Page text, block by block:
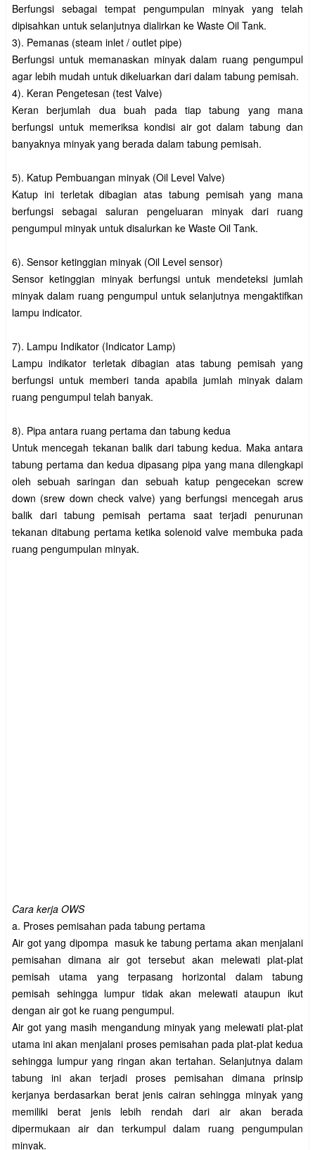
Berfungsi sebagai tempat pengumpulan minyak yang telah
dipisahkan untuk selanjutnya dialirkan ke Waste Oil Tank.
3). Pemanas (steam inlet / outlet pipe)
Berfungsi untuk memanaskan minyak dalam ruang pengumpul
agar lebih mudah untuk dikeluarkan dari dalam tabung pemisah.
4). Keran Pengetesan (test Valve)
Keran berjumlah dua buah pada tiap tabung yang mana
berfungsi untuk memeriksa kondisi air got dalam tabung dan
banyaknya minyak yang berada dalam tabung pemisah.
5). Katup Pembuangan minyak (Oil Level Valve)
Katup ini terletak dibagian atas tabung pemisah yang mana
berfungsi sebagai saluran pengeluaran minyak dari ruang
pengumpul minyak untuk disalurkan ke Waste Oil Tank.
6). Sensor ketinggian minyak (Oil Level sensor)
Sensor ketinggian minyak berfungsi untuk mendeteksi jumlah
minyak dalam ruang pengumpul untuk selanjutnya mengaktifkan
lampu indicator.
7). Lampu Indikator (Indicator Lamp)
Lampu indikator terletak dibagian atas tabung pemisah yang
berfungsi untuk memberi tanda apabila jumlah minyak dalam
ruang pengumpul telah banyak.
8). Pipa antara ruang pertama dan tabung kedua
Untuk mencegah tekanan balik dari tabung kedua. Maka antara
tabung pertama dan kedua dipasang pipa yang mana dilengkapi
oleh sebuah saringan dan sebuah katup pengecekan screw
down (srew down check valve) yang berfungsi mencegah arus
balik dari tabung pemisah pertama saat terjadi penurunan
tekanan ditabung pertama ketika solenoid valve membuka pada
ruang pengumpulan minyak.
Cara kerja OWS
a. Proses pemisahan pada tabung pertama
Air got yang dipompa masuk ke tabung pertama akan menjalani
pemisahan dimana air got tersebut akan melewati plat-plat
pemisah utama yang terpasang horizontal dalam tabung
pemisah sehingga lumpur tidak akan melewati ataupun ikut
dengan air got ke ruang pengumpul.
Air got yang masih mengandung minyak yang melewati plat-plat
utama ini akan menjalani proses pemisahan pada plat-plat kedua
sehingga lumpur yang ringan akan tertahan. Selanjutnya dalam
tabung ini akan terjadi proses pemisahan dimana prinsip
kerjanya berdasarkan berat jenis cairan sehingga minyak yang
memiliki berat jenis lebih rendah dari air akan berada
dipermukaan air dan terkumpul dalam ruang pengumpulan
minyak.